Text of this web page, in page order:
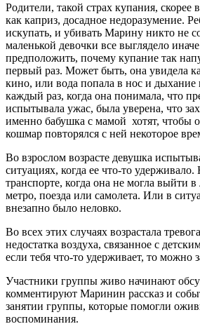
Родители, такой страх купания, скорее
как каприз, досадное недоразумение.
искупать, и убивать Марину никто не
маленькой девочки все выглядело
предположить, почему купание так
первый раз. Может быть, она увидела
кино, или вода попала в нос и дыхание
каждый раз, когда она понимала, что
испытывала ужас, была уверена, что
именно бабушка с мамой хотят, чтобы
кошмар повторялся с ней некоторое
Во взрослом возрасте девушка
ситуациях, когда ее что-то
транспорте, когда она не могла выйти
метро, поезда или самолета. Или в
внезапно было неловко.
Во всех этих случаях возрастала
недостатка воздуха, связанное с
если тебя что-то удерживает, то можно
Участники группы живо начинают
комментируют Маринин рассказ и
занятии группы, которые помогли
воспоминания.